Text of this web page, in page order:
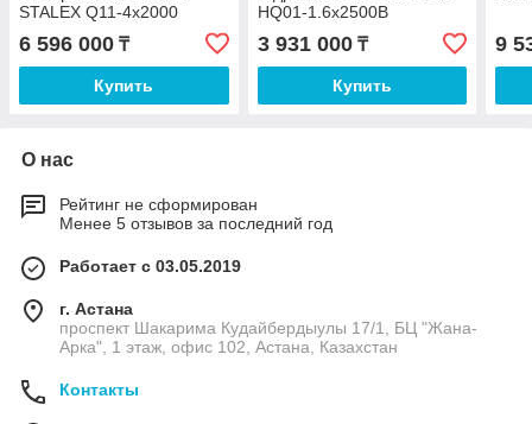
STALEX Q11-4x2000
6 596 000 ₸
Купить
HQ01-1.6x2500B
3 931 000₸
Купить
9
О нас
Рейтинг не сформирован
Менее 5 отзывов за последний год
Работает с 03.05.2019
г. Астана
проспект Шакарима Кудайбердыулы 17/1, БЦ "Жана-
Арка", 1 этаж, офис 102, Астана, Казахстан
Контакты